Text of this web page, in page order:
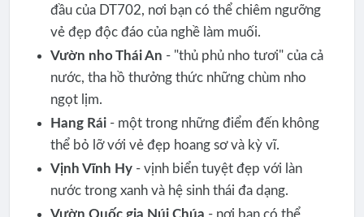
đầu của DT702, nơi bạn có thể chiêm ngưỡng
vẻ đẹp độc đáo của nghề làm muối.
Vườn nho Thái An - "thủ phủ nho tươi" của cả
nước, tha hồ thưởng thức những chùm nho
ngọt lịm.
Hang Rái- một trong những điểm đến không
thể bỏ lỡ với vẻ đẹp hoang sơ và kỳ vĩ.
Vịnh Vĩnh Hy- vịnh biển tuyệt đẹp với làn
nước trong xanh và hệ sinh thái đa dạng.